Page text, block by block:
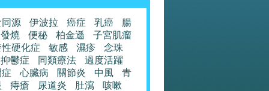
源 伊波拉 癌症 乳癌
腸
發燒
便秘 柏金遜
子宮肌瘤
硬化症
敏感 濕疹
念珠
抑鬱症
同類療法
過度活躍
心臟病 關節炎 中風
青
痔瘡 尿道炎 肚瀉
咳嗽